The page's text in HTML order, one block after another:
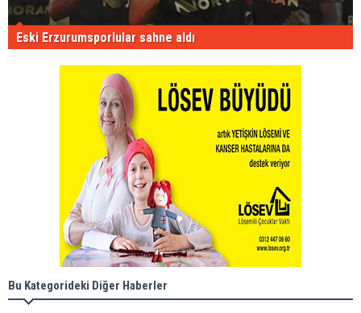
Eski Erzurumsporlular sahne aldı
Bu Kategorideki Diğer Haberler